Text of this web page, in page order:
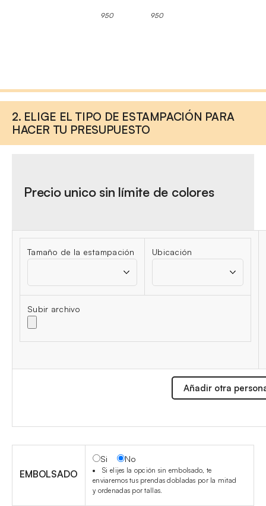
950 950
2. ELIGE EL TIPO DE ESTAMPACIÓN PARA
HACER TU PRESUPUESTO
Precio unico sin límite de colores
Tamaño de la estampación Ubicación
Subir archivo
Añadir otra
EMBOLSADO
Si No
Si elijes la opción sin embolsado, te
enviaremos tus prendas dobladas por la mitad
y ordenadas por tallas.